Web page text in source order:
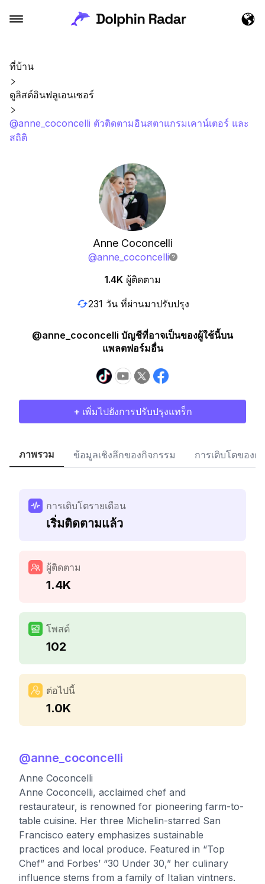
ที่บ้าน
ดูลิสต์อินฟลูเอนเซอร์
@anne_coconcelli ตัวติดตามอินสตาแกรมเคาน์เตอร์ และ
สถิติ
Anne Coconcelli
@anne_coconcelli
1.4K ผู้ติดตาม
231 วัน ที่ผ่านมาปรับปรุง
@anne_coconcelli บัญชีที่อาจเป็นของผู้ใช้นี้บน
แพลตฟอร์มอื่น
+ เพิ่มไปยังการปรับปรุงแทร็ก
ภาพรวม ข้อมูลเชิงลึกของกิจกรรม การเติบโตของผู้
การเติบโตรายเดือน
เริ่มติดตามแล้ว
ผู้ติดตาม
1.4K
โพสต์
102
ต่อไปนี้
1.0K
@anne_coconcelli
Anne Coconcelli
Anne Coconcelli, acclaimed chef and
restaurateur, is renowned for pioneering farm-to-
table cuisine. Her three Michelin-starred San
Francisco eatery emphasizes sustainable
practices and local produce. Featured in “Top
Chef” and Forbes’ “30 Under 30,” her culinary
influence stems from a family of Italian vintners.